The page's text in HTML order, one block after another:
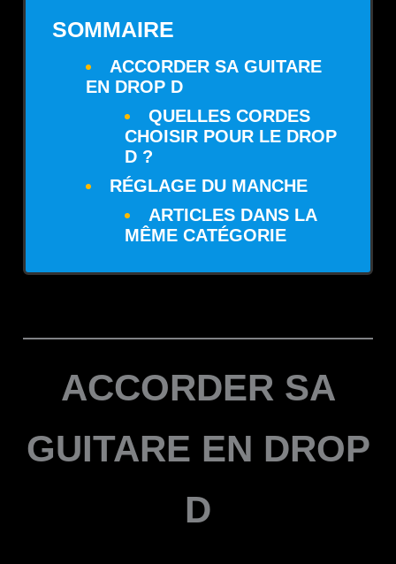
SOMMAIRE
ACCORDER SA GUITARE
EN DROP D
QUELLES CORDES
CHOISIR POUR LE DROP
D ?
RÉGLAGE DU MANCHE
ARTICLES DANS LA
MÊME CATÉGORIE
ACCORDER SA
GUITARE EN DROP
D